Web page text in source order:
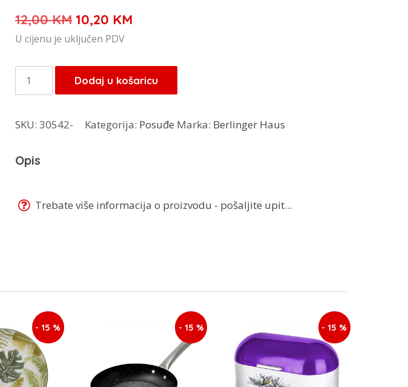
12,00KM Izvorna
cijena
je:
12,00 KM.
10,20 KMTrenutna
10,20 KM.
U cijenu je uključen PDV
Berlinger
Haus
za
luk
1923
Dodaj u košaricu
SKU: 30542- Kategorija: Posuđe Marka: Berlinger Haus
Opis
Trebate više informacija o proizvodu - pošaljite upit...
- 15 % - 15 % - 15 %